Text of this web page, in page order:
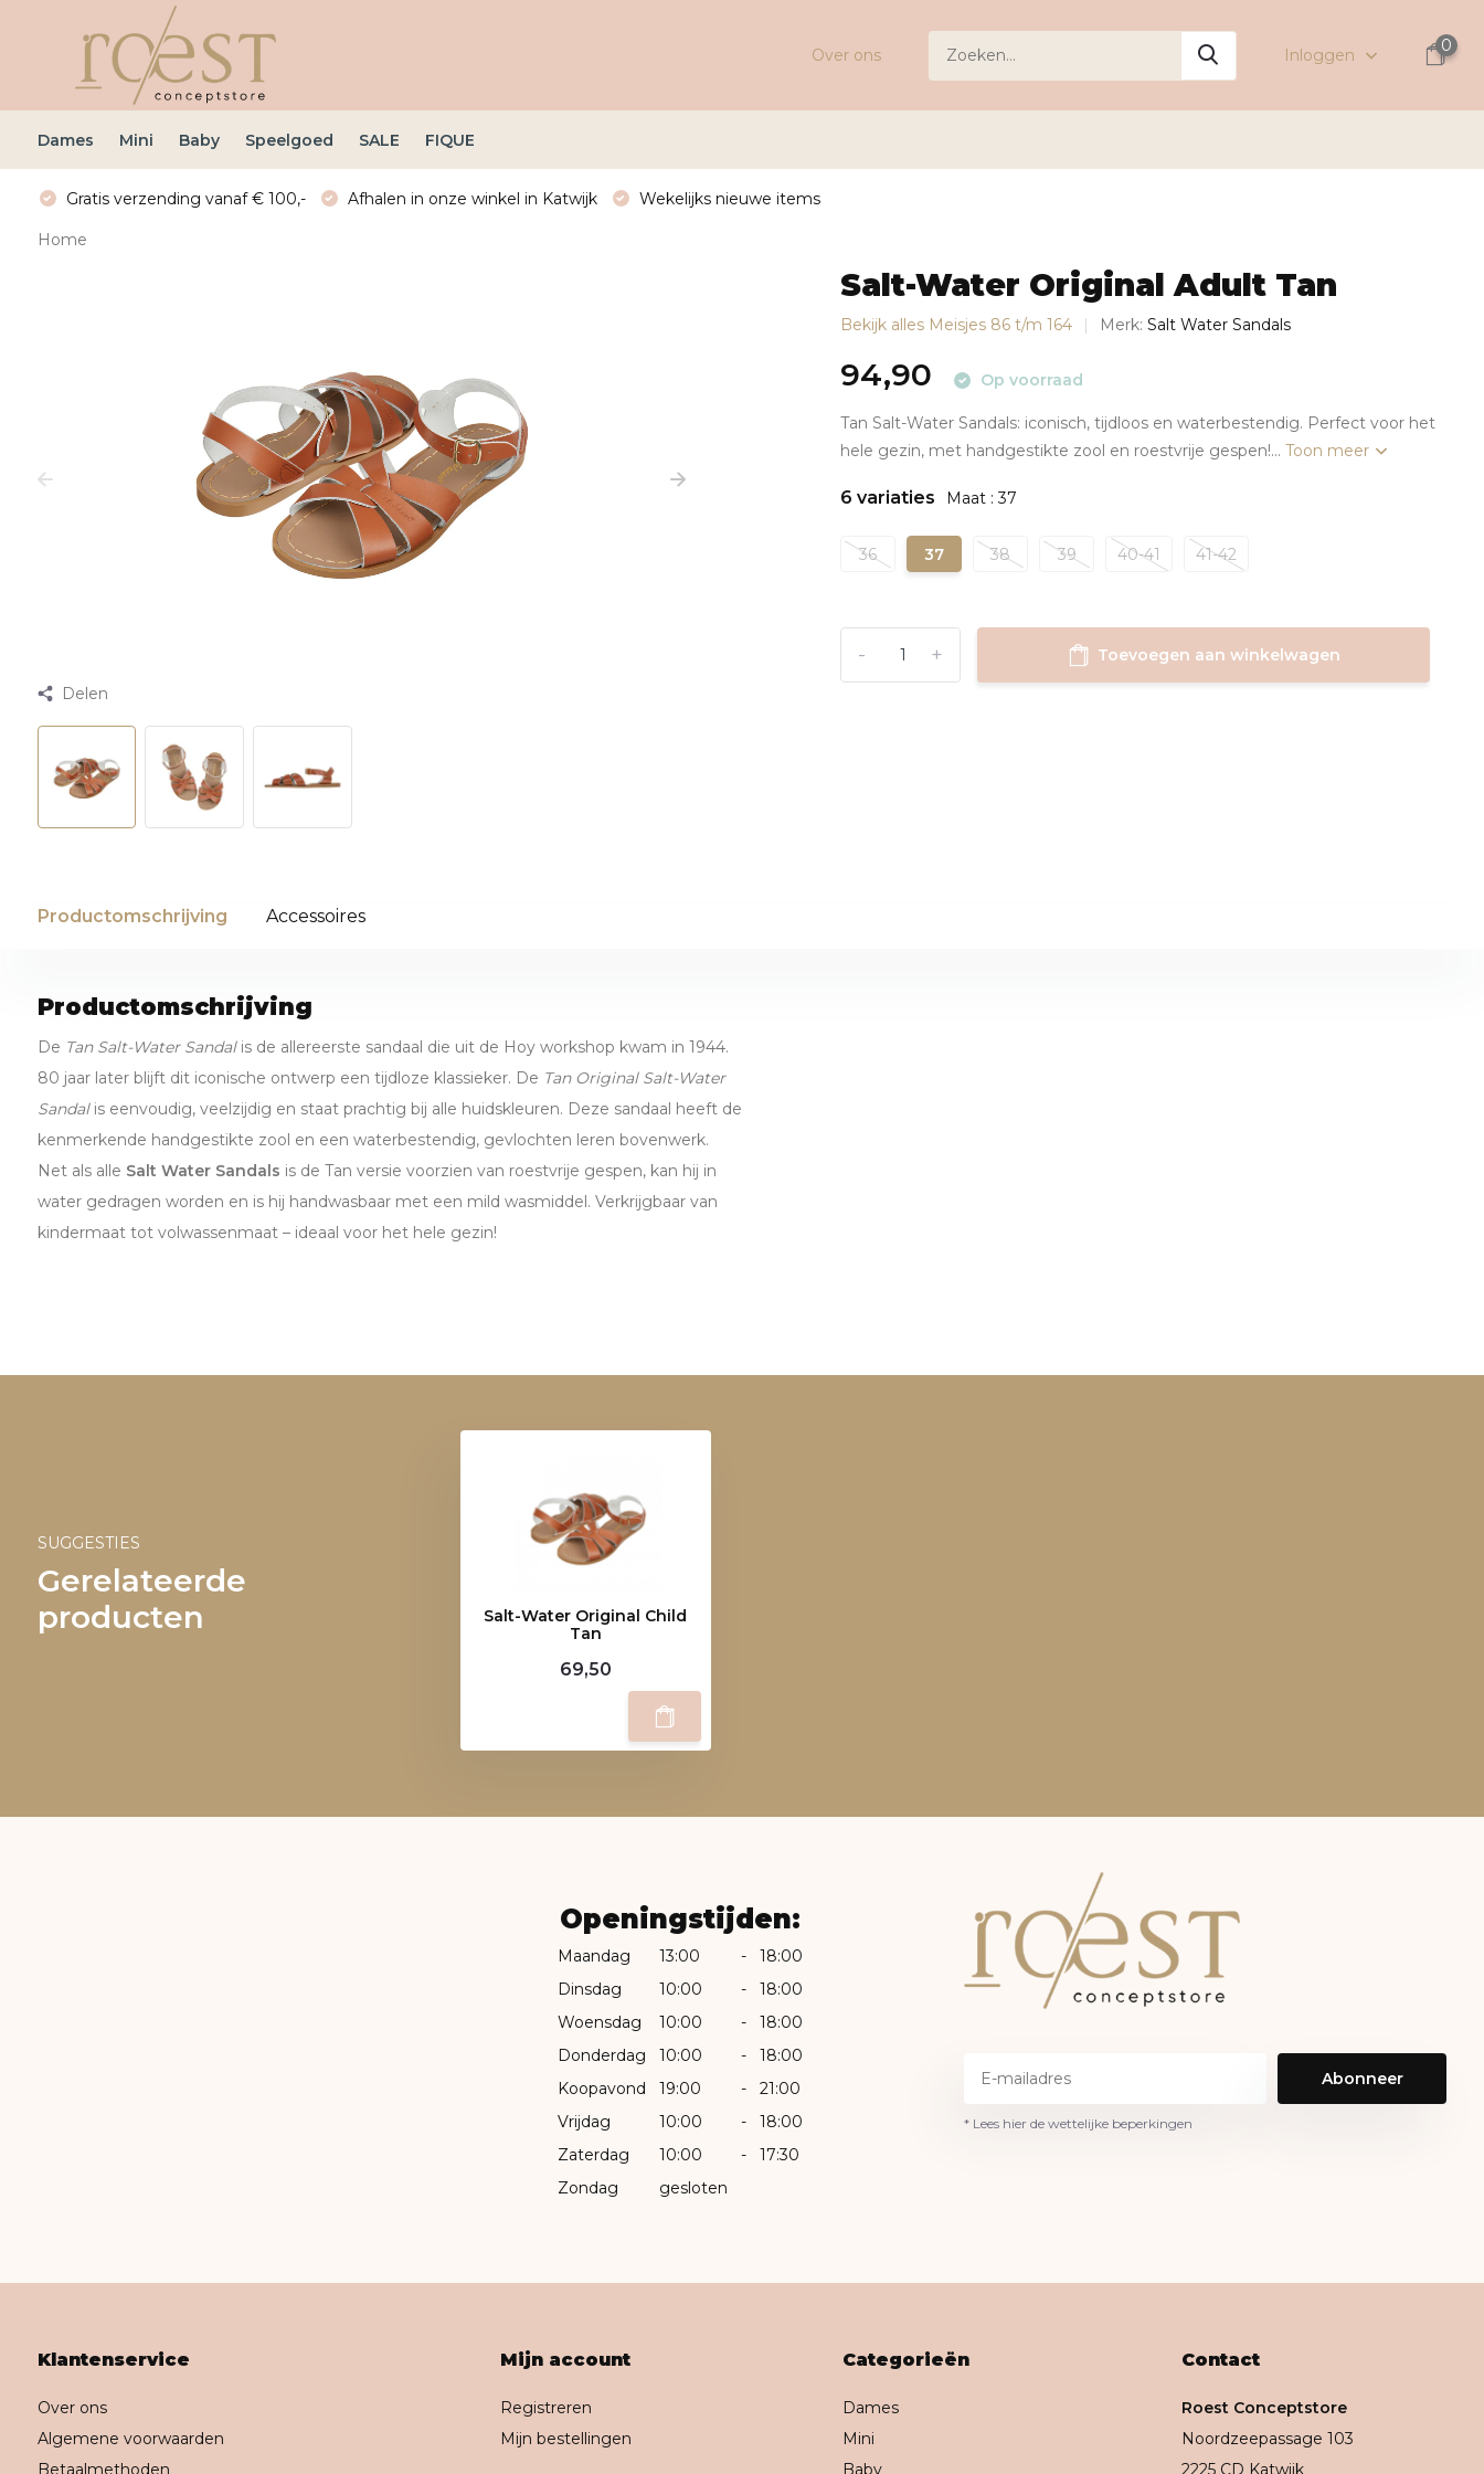
Over ons Inloggen
0
Dames Mini Baby Speelgoed SALE FIQUE
Gratis verzending vanaf € 100,- Afhalen in onze winkel in Katwijk Wekelijks nieuwe items
Home
Delen
Salt-Water Original Adult Tan
Bekijk alles Meisjes 86 t/m 164 Merk:Salt Water Sandals
94,90 Op voorraad
Tan Salt-Water Sandals: iconisch, tijdloos en waterbestendig. Perfect voor het
hele gezin, met handgestikte zool en roestvrije gespen!...Toon meer
6 variaties Maat : 37
36 37 38 39 40-41 41-42
+
- Toevoegen aan winkelwagen
Productomschrijving Accessoires
Productomschrijving
De Tan Salt-Water Sandalis de allereerste sandaal die uit de Hoy workshop kwam in 1944.
80 jaar later blijft dit iconische ontwerp een tijdloze klassieker. De Tan Original Salt-Water
Sandalis eenvoudig, veelzijdig en staat prachtig bij alle huidskleuren. Deze sandaal heeft de
kenmerkende handgestikte zool en een waterbestendig, gevlochten leren bovenwerk.
Net als alle Salt Water Sandals is de Tan versie voorzien van roestvrije gespen, kan hij in
water gedragen worden en is hij handwasbaar met een mild wasmiddel. Verkrijgbaar van
kindermaat tot volwassenmaat – ideaal voor het hele gezin!
SUGGESTIES
Gerelateerde
producten
Salt-Water Original Child
Tan
69,50
Openingstijden:
Maandag 13:00 -
18:00
Dinsdag
10:00 -
18:00
Woensdag
10:00 -
18:00
Donderdag
10:00 -
18:00
Koopavond
19:00 -
21:00
Vrijdag
10:00 -
18:00
Zaterdag
10:00 -
17:30
Zondag
gesloten
Abonneer
* Lees hier de wettelijke beperkingen
Klantenservice
Over ons
Algemene voorwaarden
Betaalmethoden
Mijn account
Registreren
Mijn bestellingen
Categorieën
Dames
Mini
Baby
Contact
Roest Conceptstore
Noordzeepassage 103
2225 CD Katwijk